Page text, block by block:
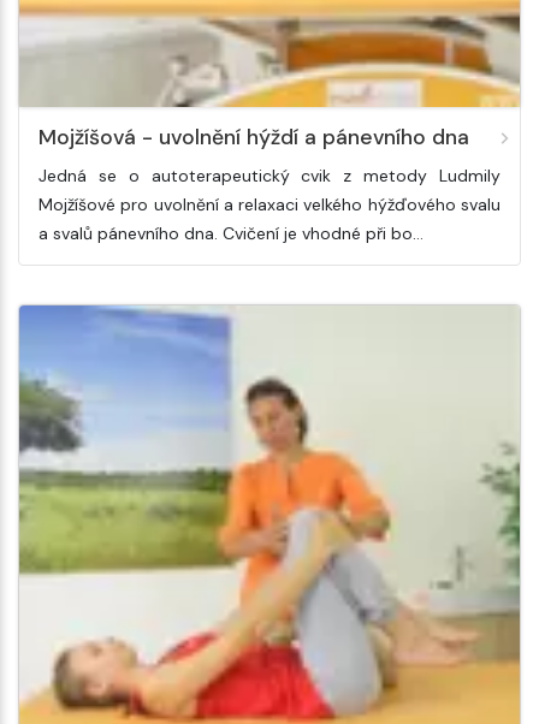
Mojžíšová - uvolnění hýždí a pánevního dna
Jedná se o autoterapeutický cvik z metody Ludmily
Mojžíšové pro uvolnění a relaxaci velkého hýžďového svalu
a svalů pánevního dna. Cvičení je vhodné při bo…